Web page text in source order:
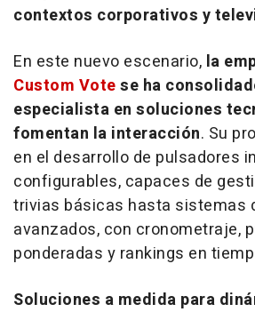
contextos corporativos y
En este nuevo escenario, la
Custom Votese ha
especialista en soluciones
fomentan la interacción. Su
en el desarrollo de pulsadores
configurables, capaces de
trivias básicas hasta sistemas
avanzados, con cronometraje,
ponderadas y rankings en
Soluciones a medida para